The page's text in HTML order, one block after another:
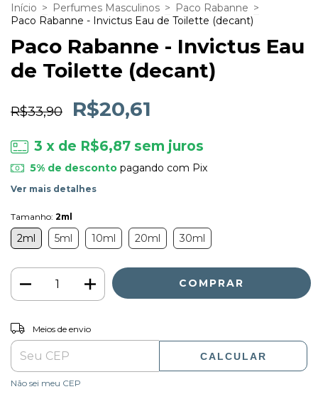
Início > Perfumes Masculinos > Paco Rabanne >
Paco Rabanne - Invictus Eau de Toilette (decant)
Paco Rabanne - Invictus Eau
de Toilette (decant)
R$33,90 R$20,61
3 x de R$6,87 sem juros
5% de descontopagando com Pix
Ver mais detalhes
Tamanho: 2ml
2ml 5ml 10ml 20ml 30ml
Entregas para o CEP:
Meios de envio
CALCULAR
Não sei meu CEP